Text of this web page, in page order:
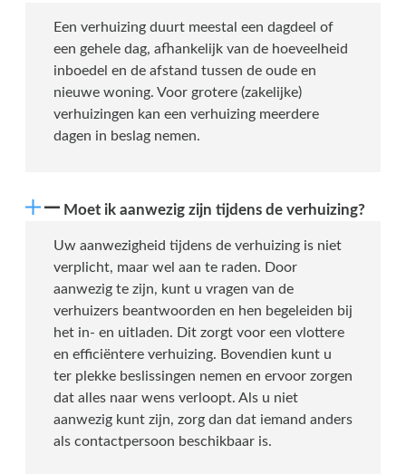
Een verhuizing duurt meestal een dagdeel of
een gehele dag, afhankelijk van de hoeveelheid
inboedel en de afstand tussen de oude en
nieuwe woning. Voor grotere (zakelijke)
verhuizingen kan een verhuizing meerdere
dagen in beslag nemen.
Moet ik aanwezig zijn tijdens de verhuizing?
Uw aanwezigheid tijdens de verhuizing is niet
verplicht, maar wel aan te raden. Door
aanwezig te zijn, kunt u vragen van de
verhuizers beantwoorden en hen begeleiden bij
het in- en uitladen. Dit zorgt voor een vlottere
en efficiëntere verhuizing. Bovendien kunt u
ter plekke beslissingen nemen en ervoor zorgen
dat alles naar wens verloopt. Als u niet
aanwezig kunt zijn, zorg dan dat iemand anders
als contactpersoon beschikbaar is.